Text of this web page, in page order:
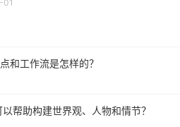
01
和工作流是怎样的？
帮助构建世界观、人物和情节？